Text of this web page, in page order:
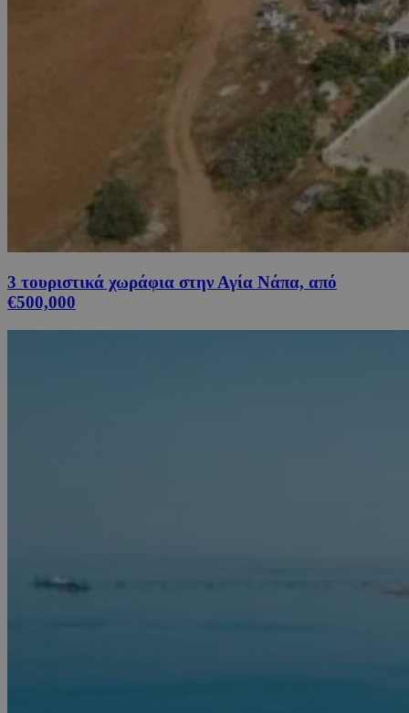
3 τουριστικά χωράφια στην Αγία Νάπα, από
€500,000